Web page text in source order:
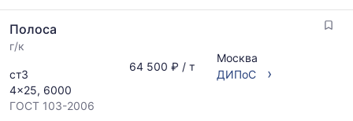
Полоса
г/к
ст3
4x25, 6000
ГОСТ 103-2006
64 500 ₽ / т
Москва
ДИПоС
›